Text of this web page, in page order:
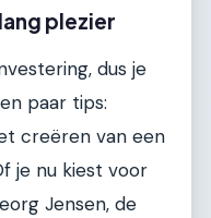
plezier
dus je
paar tips:
creëren van een
je nu kiest voor
Jensen, de